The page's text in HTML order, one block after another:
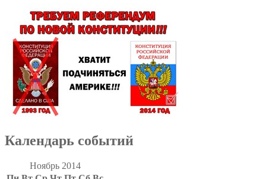
Календарь событий
Ноябрь 2014